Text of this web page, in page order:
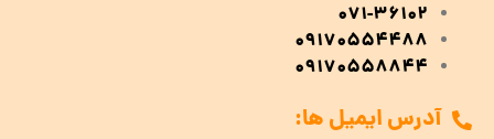
071-36102
09170554488
09170558844
آدرس ایمیل ها: